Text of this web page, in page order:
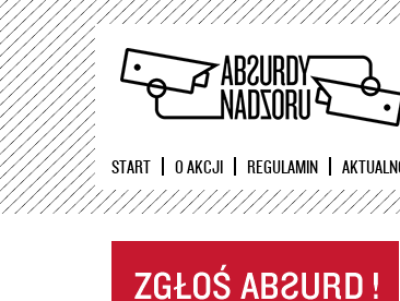
START O AKCJI REGULAMIN